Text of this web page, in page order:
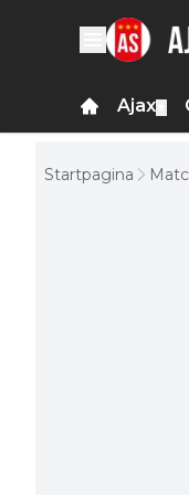
Ajax
Startpagina